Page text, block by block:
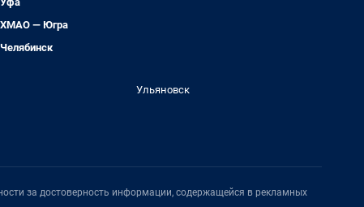
ХМАО — Югра
Челябинск
Ульяновск
за достоверность информации, содержащейся в рекламных